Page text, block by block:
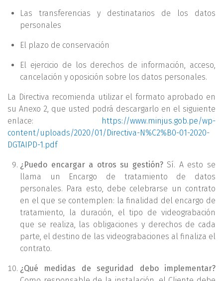
Las transferencias y destinatarios de los datos
personales
El plazo de conservación
El ejercicio de los derechos de información, acceso,
cancelación y oposición sobre los datos personales.
La Directiva recomienda utilizar el formato aprobado en
su Anexo 2, que usted podrá descargarlo en el siguiente
enlace:
https://www.minjus.gob.pe/wp-
content/uploads/2020/01/Directiva-N%C2%B0-01-2020-
DGTAIPD-1.pdf
¿Puedo encargar a otros su gestión?Sí. A esto se
llama un Encargo de tratamiento de datos
personales. Para esto, debe celebrarse un contrato
en el que se contemplen: la finalidad del encargo de
tratamiento, la duración, el tipo de videograbación
que se realiza, las obligaciones y derechos de cada
parte, el destino de las videograbaciones al finaliza el
contrato.
¿Qué medidas de seguridad debo implementar?